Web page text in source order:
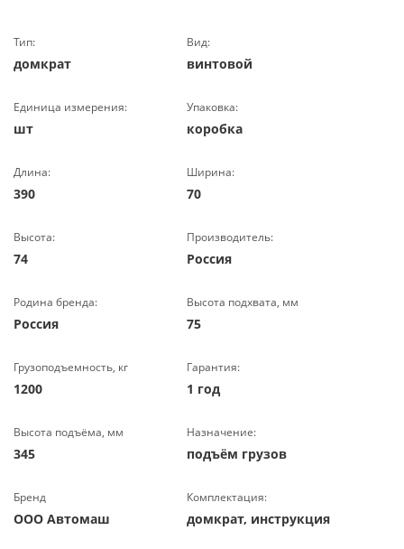
Тип:
домкрат
Вид:
винтовой
Единица измерения:
шт
Упаковка:
коробка
Длина:
390
Ширина:
70
Высота:
74
Производитель:
Россия
Родина бренда:
Россия
Высота подхвата, мм
75
Грузоподъемность, кг
1200
Гарантия:
1 год
Высота подъёма, мм
345
Назначение:
подъём грузов
Бренд
ООО Автомаш
Комплектация:
домкрат, инструкция